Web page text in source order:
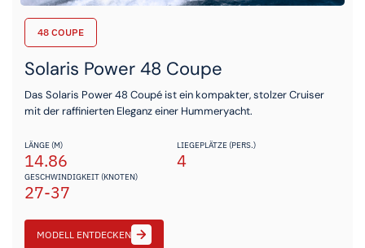
48 COUPE
Solaris Power 48 Coupe
Das Solaris Power 48 Coupé ist ein kompakter, stolzer Cruiser
mit der raffinierten Eleganz einer Hummeryacht.
LÄNGE (M)
14.86
LIEGEPLÄTZE (PERS.)
4
GESCHWINDIGKEIT (KNOTEN)
27-37
MODELL ENTDECKEN